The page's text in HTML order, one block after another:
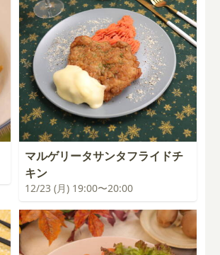
マルゲリータサンタフライドチ
キン
12/23 (月) 19:00〜20:00